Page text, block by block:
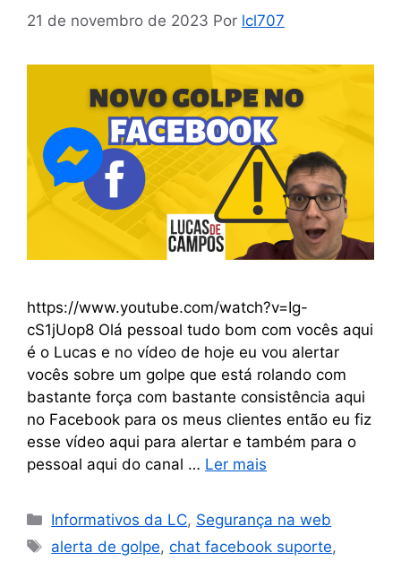
21 de novembro de 2023 Por lcl707
https://www.youtube.com/watch?v=Ig-
cS1jUop8 Olá pessoal tudo bom com vocês aqui
é o Lucas e no vídeo de hoje eu vou alertar
vocês sobre um golpe que está rolando com
bastante força com bastante consistência aqui
no Facebook para os meus clientes então eu fiz
esse vídeo aqui para alertar e também para o
pessoal aqui do canal … Ler mais
Informativos da LC, Segurança na web
alerta de golpe,chat facebook suporte,